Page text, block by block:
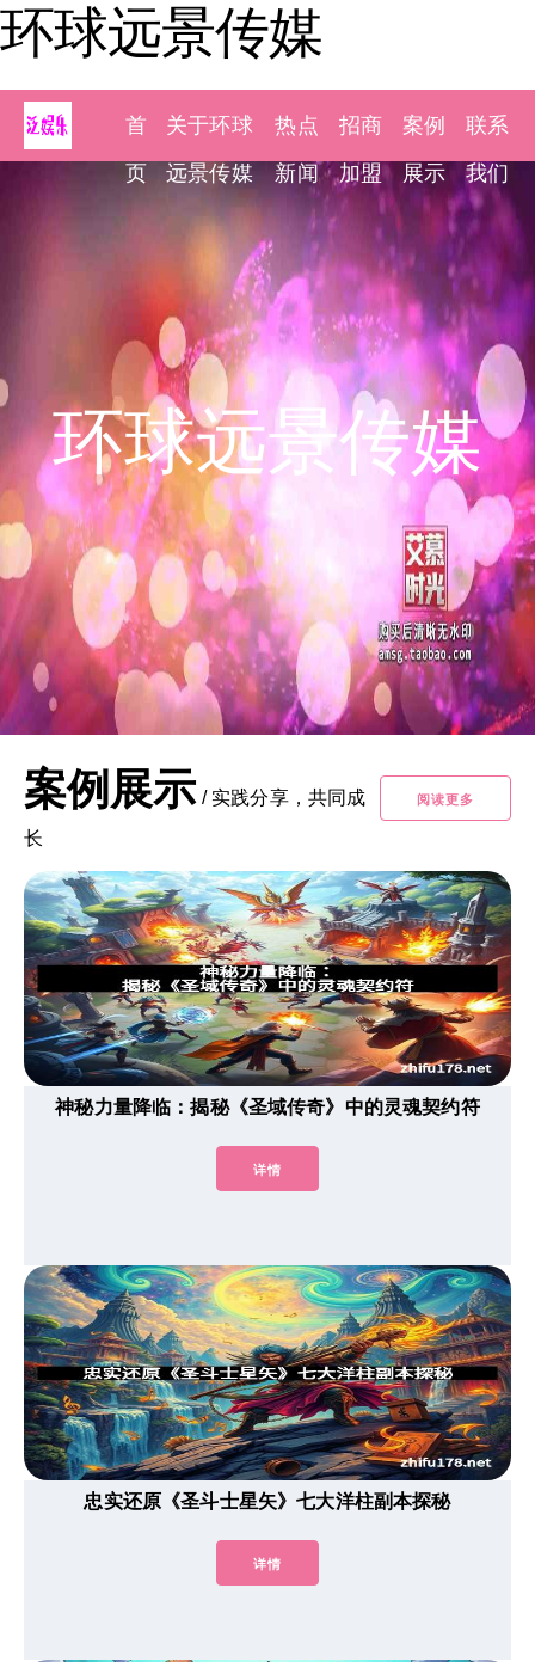
环球远景传媒
首
页
关于环球
远景传媒
热点
新闻
招商
加盟
案例
展示
联系
我们
环球远景传媒
案例展示 / 实践分享，共同成
长
阅读更多
神秘力量降临：揭秘《圣域传奇》中的灵魂契约符
详情
忠实还原《圣斗士星矢》七大洋柱副本探秘
详情